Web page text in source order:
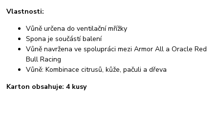
Vlastnosti:
Vůně určena do ventilační mřížky
Spona je součástí balení
Vůně navržena ve spolupráci mezi Armor All a Oracle Red
Bull Racing
Vůně: Kombinace citrusů, kůže, pačuli a dřeva
Karton obsahuje: 4 kusy